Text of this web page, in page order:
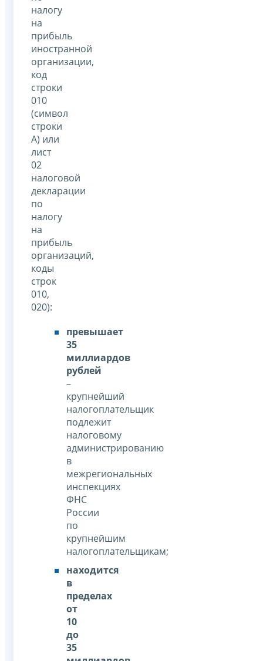
налогу
на
прибыль
иностранной
организации,
код
строки
010
(символ
строки
А) или
лист
02
налоговой
декларации
по
налогу
на
прибыль
организаций,
коды
строк
010,
020):
превышает
35
миллиардов
рублей
–
крупнейший
налогоплательщик
подлежит
налоговому
администрированию
в
межрегиональных
инспекциях
ФНС
России
по
крупнейшим
налогоплательщикам;
находится
в
пределах
от
10
до
35